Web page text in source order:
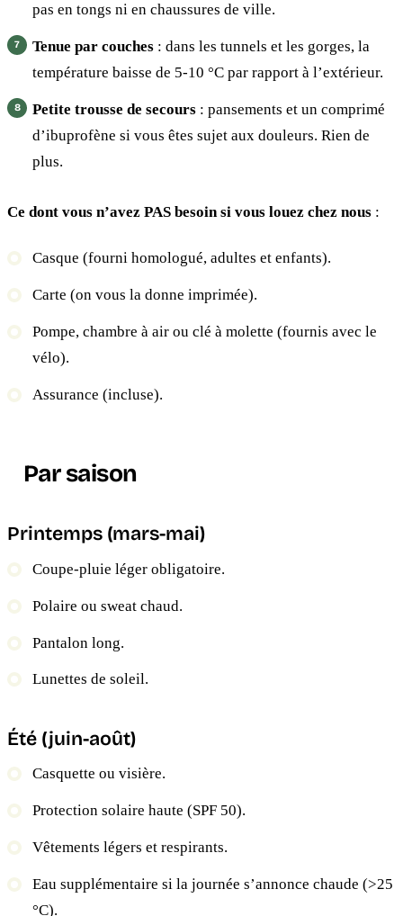
pas en tongs ni en chaussures de ville.
Tenue par couches : dans les tunnels et les gorges, la
température baisse de 5-10 °C par rapport à l’extérieur.
Petite trousse de secours : pansements et un comprimé
d’ibuprofène si vous êtes sujet aux douleurs. Rien de
plus.
Ce dont vous n’avez PAS besoin si vous louez chez nous :
Casque (fourni homologué, adultes et enfants).
Carte (on vous la donne imprimée).
Pompe, chambre à air ou clé à molette (fournis avec le
vélo).
Assurance (incluse).
Par saison
Printemps (mars-mai)
Coupe-pluie léger obligatoire.
Polaire ou sweat chaud.
Pantalon long.
Lunettes de soleil.
Été (juin-août)
Casquette ou visière.
Protection solaire haute (SPF 50).
Vêtements légers et respirants.
Eau supplémentaire si la journée s’annonce chaude (>25
°C).